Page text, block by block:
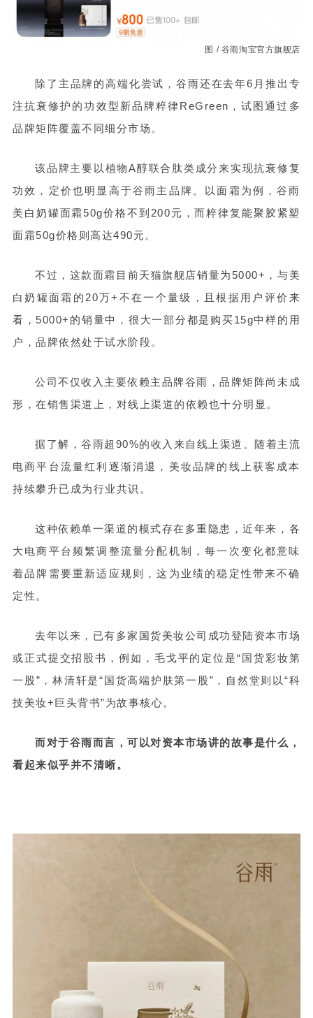
图 / 谷雨淘宝官方旗舰店
除了主品牌的高端化尝试，谷雨还在去年6月推出专
注抗衰修护的功效型新品牌粹律ReGreen，试图通过多
品牌矩阵覆盖不同细分市场。
该品牌主要以植物A醇联合肽类成分来实现抗衰修复
功效，定价也明显高于谷雨主品牌。以面霜为例，谷雨
美白奶罐面霜50g价格不到200元，而粹律复能聚胶紧塑
面霜50g价格则高达490元。
不过，这款面霜目前天猫旗舰店销量为5000+，与美
白奶罐面霜的20万+不在一个量级，且根据用户评价来
看，5000+的销量中，很大一部分都是购买15g中样的用
户，品牌依然处于试水阶段。
公司不仅收入主要依赖主品牌谷雨，品牌矩阵尚未成
形，在销售渠道上，对线上渠道的依赖也十分明显。
据了解，谷雨超90%的收入来自线上渠道。随着主流
电商平台流量红利逐渐消退，美妆品牌的线上获客成本
持续攀升已成为行业共识。
这种依赖单一渠道的模式存在多重隐患，近年来，各
大电商平台频繁调整流量分配机制，每一次变化都意味
着品牌需要重新适应规则，这为业绩的稳定性带来不确
定性。
去年以来，已有多家国货美妆公司成功登陆资本市场
或正式提交招股书，例如，毛戈平的定位是“国货彩妆第
一股”，林清轩是“国货高端护肤第一股”，自然堂则以“科
技美妆+巨头背书”为故事核心。
而对于谷雨而言，可以对资本市场讲的故事是什么，
看起来似乎并不清晰。